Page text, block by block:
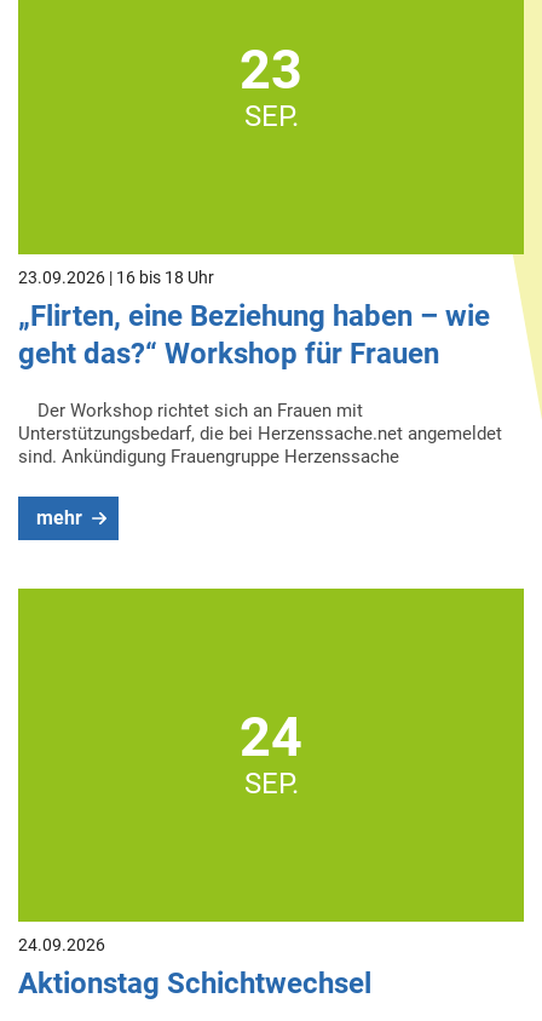
23
SEP.
23.09.2026 | 16 bis 18 Uhr
„Flirten, eine Beziehung haben – wie
geht das?“ Workshop für Frauen
Der Workshop richtet sich an Frauen mit
Unterstützungsbedarf, die bei Herzenssache.net angemeldet
sind. Ankündigung Frauengruppe Herzenssache
mehr
24
SEP.
24.09.2026
Aktionstag Schichtwechsel